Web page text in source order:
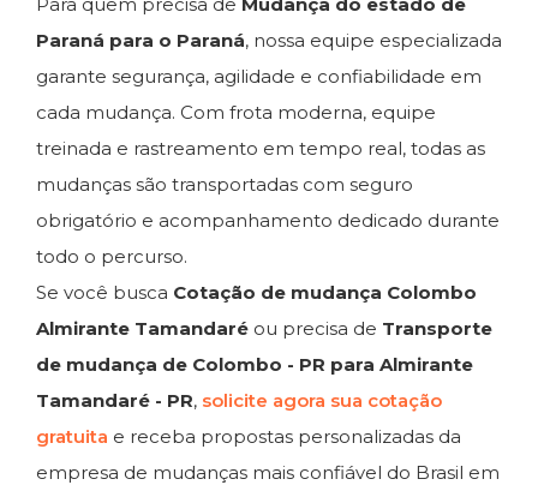
Paraná para o Paraná, nossa equipe especializada
garante segurança, agilidade e confiabilidade em
cada mudança. Com frota moderna, equipe
treinada e rastreamento em tempo real, todas as
mudanças são transportadas com seguro
obrigatório e acompanhamento dedicado durante
todo o percurso.
Se você busca Cotação de mudança Colombo
Almirante Tamandaré ou precisa de Transporte
de mudança de Colombo - PR para Almirante
Tamandaré - PR, solicite agora sua cotação
gratuita e receba propostas personalizadas da
empresa de mudanças mais confiável do Brasil em